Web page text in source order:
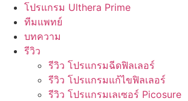
โปรแกรม Ulthera Prime
ทีมแพทย์
บทความ
รีวิว
รีวิว โปรแกรมฉีดฟิลเลอร์
รีวิว โปรแกรมแก้ไขฟิลเลอร์
รีวิว โปรแกรมเลเซอร์ Picosure